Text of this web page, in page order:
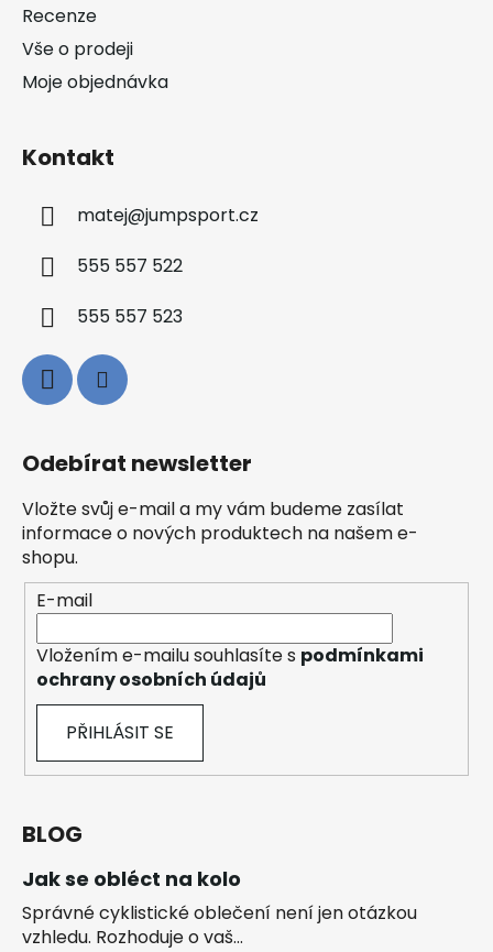
Recenze
Vše o prodeji
Moje objednávka
Kontakt
matej@jumpsport.cz
555 557 522
555 557 523
Odebírat newsletter
Vložte svůj e-mail a my vám budeme zasílat
informace o nových produktech na našem e-
shopu.
E-mail
Vložením e-mailu souhlasíte s podmínkami
ochrany osobních údajů
PŘIHLÁSIT SE
BLOG
Jak se obléct na kolo
Správné cyklistické oblečení není jen otázkou
vzhledu. Rozhoduje o vaš...